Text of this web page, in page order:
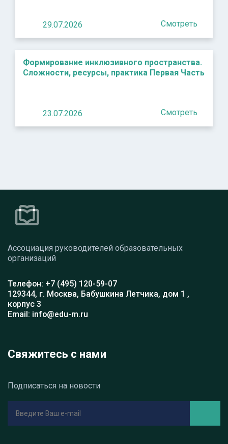
29.07.2026 Смотреть
Формирование инклюзивного пространства.
Сложности, ресурсы, практика Первая Часть
23.07.2026 Смотреть
Ассоциация руководителей образовательных
организаций
Телефон: +7 (495) 120-59-07
129344, г. Москва, Бабушкина Летчика, дом 1 ,
корпус 3
Email: info@edu-m.ru
Свяжитесь с нами
Подписаться на новости